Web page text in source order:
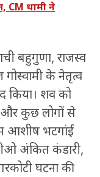
CM धामी ने
बहुगुणा, राजस्व
गोस्वामी के नेतृत्व
किया। शव को
और कुछ लोगों से
आशीष भटगांई
अंकित कंडारी,
घटना की